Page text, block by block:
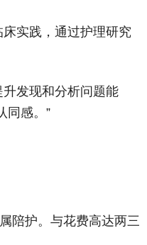
实践，通过护理研究
发现和分析问题能
同感。”
陪护。与花费高达两三